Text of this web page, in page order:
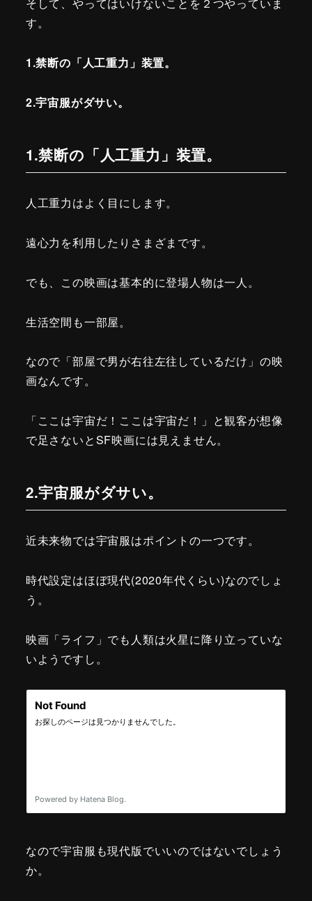
そして、やってはいけないことを２つやっていま
す。
1.禁断の「人工重力」装置。
2.宇宙服がダサい。
1.禁断の「人工重力」装置。
人工重力はよく目にします。
遠心力を利用したりさまざまです。
でも、この映画は基本的に登場人物は一人。
生活空間も一部屋。
なので「部屋で男が右往左往しているだけ」の映
画なんです。
「ここは宇宙だ！ここは宇宙だ！」と観客が想像
で足さないとSF映画には見えません。
2.宇宙服がダサい。
近未来物では宇宙服はポイントの一つです。
時代設定はほぼ現代(2020年代くらい)なのでしょ
う。
映画「ライフ」でも人類は火星に降り立っていな
いようですし。
なので宇宙服も現代版でいいのではないでしょう
か。